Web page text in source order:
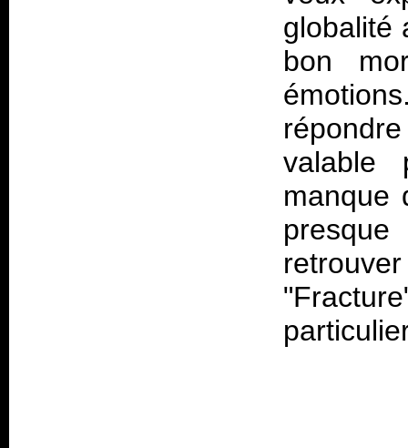
globalité
bon
valable
manque